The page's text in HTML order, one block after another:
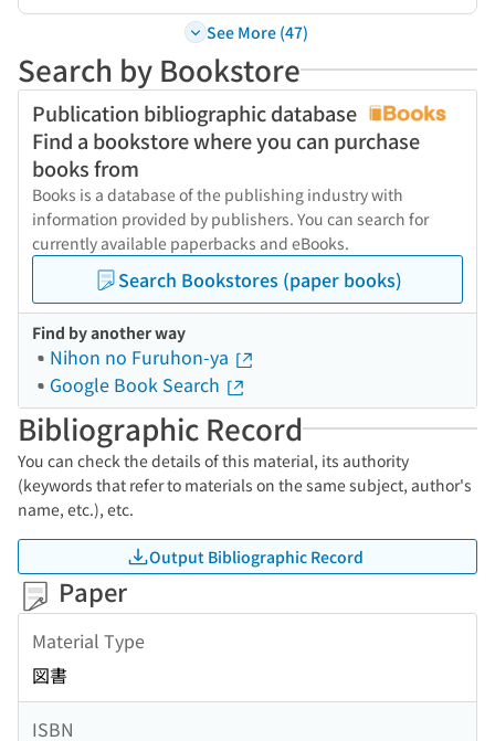
See More (47)
Search by Bookstore
Publication bibliographic database
Find a bookstore where you can purchase
books from
Books is a database of the publishing industry with
information provided by publishers. You can search for
currently available paperbacks and eBooks.
Search Bookstores (paper books)
Find by another way
Nihon no Furuhon-ya
Google Book Search
Bibliographic Record
You can check the details of this material, its authority
(keywords that refer to materials on the same subject, author's
name, etc.), etc.
Output Bibliographic Record
Paper
Material Type
図書
ISBN